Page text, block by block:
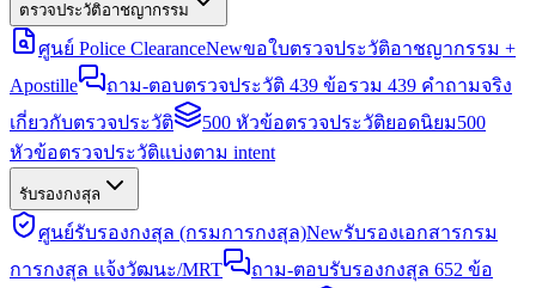
ตรวจประวัติอาชญากรรม
ศูนย์ Police ClearanceNewขอใบตรวจประวัติอาชญากรรม +
Apostille
ถาม-ตอบตรวจประวัติ 439 ข้อรวม 439 คำถามจริง
เกี่ยวกับตรวจประวัติ
500 หัวข้อตรวจประวัติยอดนิยม500
หัวข้อตรวจประวัติแบ่งตาม intent
รับรองกงสุล
ศูนย์รับรองกงสุล (กรมการกงสุล)Newรับรองเอกสารกรม
การกงสุล แจ้งวัฒนะ/MRT
ถาม-ตอบรับรองกงสุล 652 ข้อ